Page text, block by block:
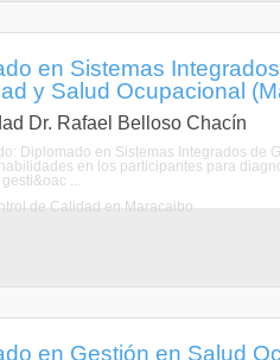
en Sistemas
y Salud Ocupacional
Dr. Rafael Belloso Chacín
Diplomado en Sistemas Integrados de
en los participantes para
...
de Calidad en Maracaibo
en Gestión en Salud